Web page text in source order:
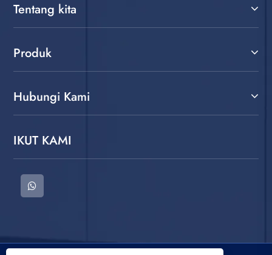
Tentang kita
Produk
Hubungi Kami
IKUT KAMI